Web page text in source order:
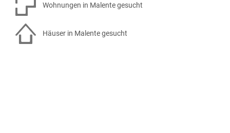
Wohnungen in Malente gesucht
Häuser in Malente gesucht